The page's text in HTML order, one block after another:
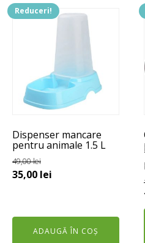
Reduceri!
Dispenser mancare
pentru animale 1.5 L
49,00lei
Prețul
fost:
49,00 lei.
35,00 lei
35,00 lei.
ADAUGĂ ÎN COȘ